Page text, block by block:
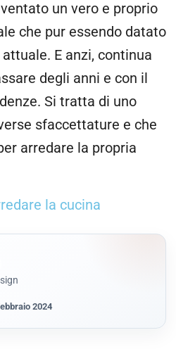
un vero e proprio
che pur essendo datato
E anzi, continua
degli anni e con il
Si tratta di uno
sfaccettature e che
arredare la propria
la cucina
2024